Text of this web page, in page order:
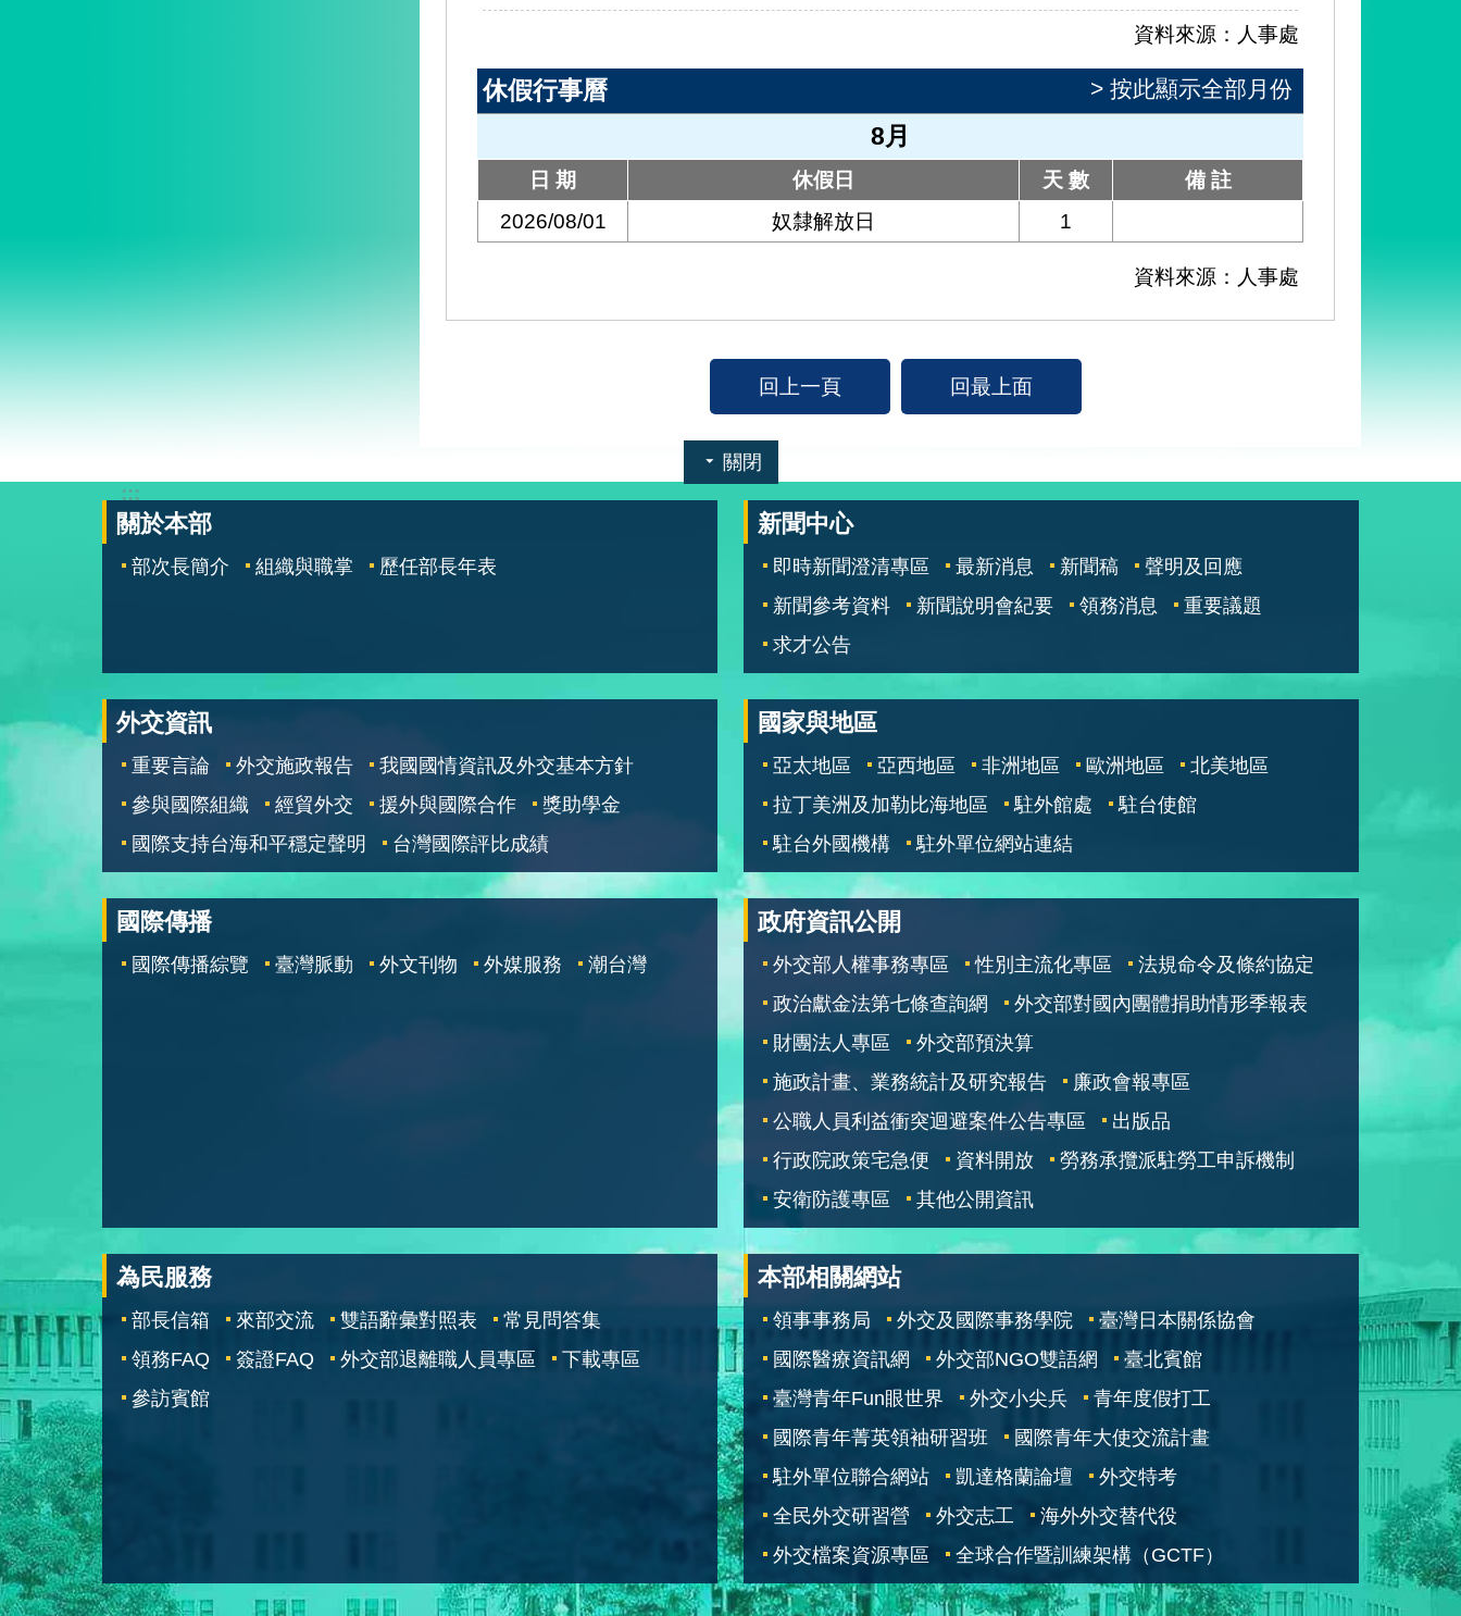
資料來源：人事處
休假行事曆 > 按此顯示全部月份
8月
日 期 休假日 天 數
備 註
2026/08/01
奴隸解放日 1
資料來源：人事處
回上一頁 回最上面
關閉
:::
關於本部
部次長簡介 組織與職掌 歷任部長年表
新聞中心
即時新聞澄清專區 最新消息 新聞稿
聲明及回應
新聞參考資料
新聞說明會紀要 領務消息
重要議題
求才公告
外交資訊
重要言論 外交施政報告
我國國情資訊及外交基本方針
參與國際組織
經貿外交 援外與國際合作
獎助學金
國際支持台海和平穩定聲明
台灣國際評比成績
國家與地區
亞太地區 亞西地區 非洲地區 歐洲地區
北美地區
拉丁美洲及加勒比海地區
駐外館處
駐台使館
駐台外國機構
駐外單位網站連結
國際傳播
國際傳播綜覽 臺灣脈動 外文刊物 外媒服務 潮台灣
政府資訊公開
外交部人權事務專區 性別主流化專區
法規命令及條約協定
政治獻金法第七條查詢網
外交部對國內團體捐助情形季報表
財團法人專區
外交部預決算
施政計畫、業務統計及研究報告
廉政會報專區
公職人員利益衝突迴避案件公告專區
出版品
行政院政策宅急便
資料開放
勞務承攬派駐勞工申訴機制
安衛防護專區
其他公開資訊
為民服務
部長信箱 來部交流 雙語辭彙對照表
常見問答集
領務FAQ
簽證FAQ 外交部退離職人員專區
下載專區
參訪賓館
本部相關網站
領事事務局 外交及國際事務學院
臺灣日本關係協會
國際醫療資訊網
外交部NGO雙語網
臺北賓館
臺灣青年Fun眼世界
外交小尖兵
青年度假打工
國際青年菁英領袖研習班
國際青年大使交流計畫
駐外單位聯合網站
凱達格蘭論壇
外交特考
全民外交研習營
外交志工
海外外交替代役
外交檔案資源專區
全球合作暨訓練架構（GCTF）